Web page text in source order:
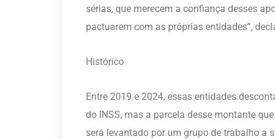
sérias, que merecem a confiança desses
pactuarem com as próprias entidades”,
Histórico
Entre 2019 e 2024, essas entidades
do INSS, mas a parcela desse montante
será levantado por um grupo de trabalho a